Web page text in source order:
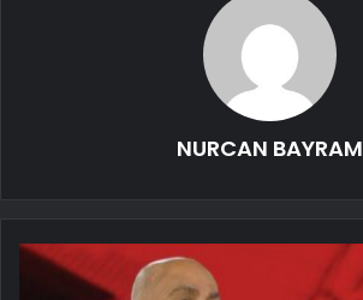
NURCAN BAYRAM